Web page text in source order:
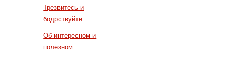
Трезвитесь и
бодрствуйте
Об интересном и
полезном